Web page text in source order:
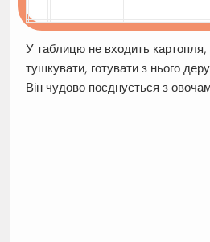
У таблицю не входить картопля,
тушкувати, готувати з нього
Він чудово поєднується з